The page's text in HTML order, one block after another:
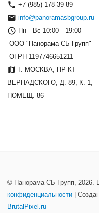
+7 (985) 178-39-89
info@panoramasbgroup.ru
Пн—Вс 10:00—19:00
ООО "Панорама СБ Групп"
ОГРН 1197746651211
Г. МОСКВА, ПР-КТ
ВЕРНАДСКОГО, Д. 89, К. 1,
ПОМЕЩ. 86
© Панорама СБ Групп, 2026.
конфиденциальности |
BrutalPixel.ru